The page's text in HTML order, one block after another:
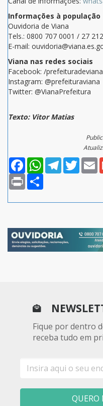
Informações à população
Ouvidoria de Viana
Tels.: 0800 707 0001 / 27
E-mail:
Viana nas redes sociais
Facebook: /prefeituradeviana
Instagram: @prefeituraviana
Twitter: @VianaPrefeitura
Texto: Vitor Matias
FacebookWhatsAppTelegramTwitter
Print
Fique por dentro
receba tudo em
mail
QUERO